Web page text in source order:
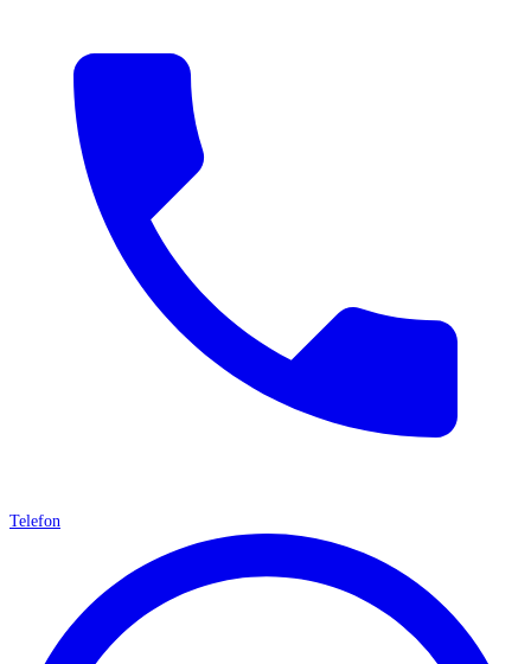
Telefon